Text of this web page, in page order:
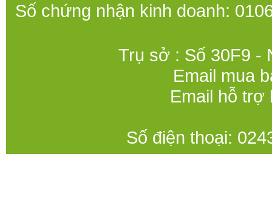
Số chứng nhận kinh doanh:
Trụ sở : Số 30F9 -
Email mua
Email hỗ trợ
Số điện thoại: